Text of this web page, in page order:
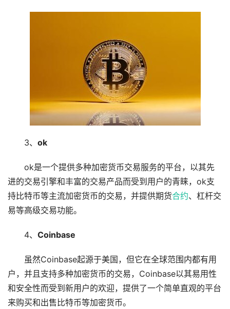
3、 ok
ok是一个提供多种加密货币交易服务的平台，以其先
进的交易引擎和丰富的交易产品而受到用户的青睐，ok支
持比特币等主流加密货币的交易，并提供期货合约、杠杆交
易等高级交易功能。
4、 Coinbase
虽然Coinbase起源于美国，但它在全球范围内都有用
户，并且支持多种加密货币的交易，Coinbase以其易用性
和安全性而受到新用户的欢迎，提供了一个简单直观的平台
来购买和出售比特币等加密货币。